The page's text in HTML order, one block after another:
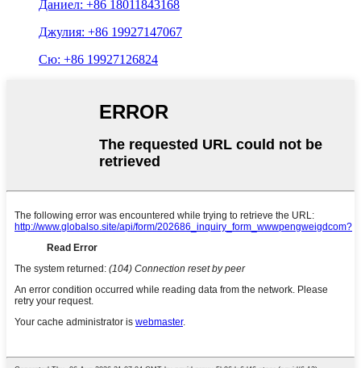
Даниел: +86 18011843168
Джулия: +86 19927147067
Сю: +86 19927126824